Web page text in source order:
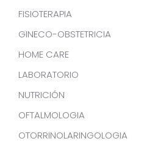
FISIOTERAPIA
GINECO-OBSTETRICIA
HOME CARE
LABORATORIO
NUTRICIÓN
OFTALMOLOGIA
OTORRINOLARINGOLOGIA